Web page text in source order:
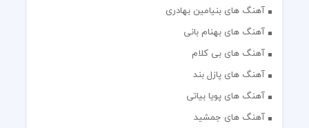
آهنگ های بنیامین بهادری
آهنگ های بهنام بانی
آهنگ های بی کلام
آهنگ های پازل بند
آهنگ های پویا بیاتی
آهنگ های جمشید